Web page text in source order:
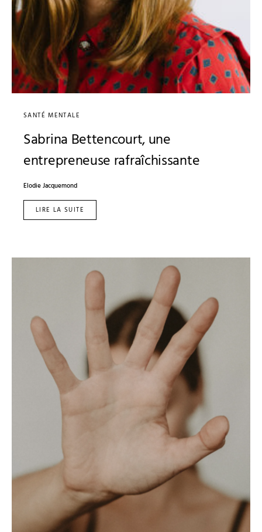
SANTÉ MENTALE
Sabrina Bettencourt, une
entrepreneuse rafraîchissante
Elodie Jacquemond
LIRE LA SUITE